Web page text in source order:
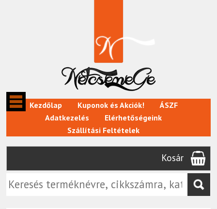
Kezdőlap Kuponok és Akciók!
ÁSZF
Adatkezelés
Elérhetőségeink
Szállítási Feltételek
Kosár